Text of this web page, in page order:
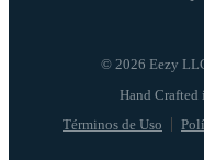
© 2026 Eezy
Términos de Uso